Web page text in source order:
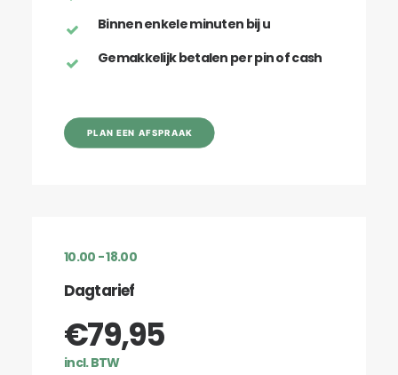
Binnen enkele minuten bij u
Gemakkelijk betalen per pin of cash
PLAN EEN AFSPRAAK
10.00 - 18.00
Dagtarief
€79,95
incl. BTW